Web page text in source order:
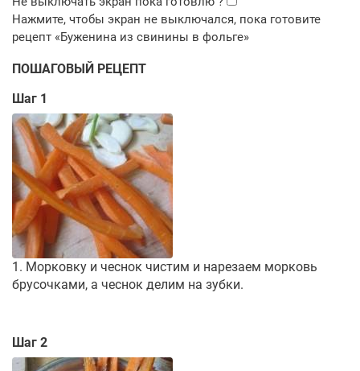
ПОШАГОВЫЙ РЕЦЕПТ
Шаг 1
1. Морковку и чеснок чистим и нарезаем морковь
брусочками, а чеснок делим на зубки.
Шаг 2